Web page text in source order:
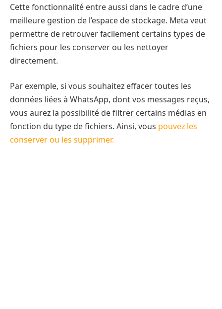
Cette fonctionnalité entre aussi dans le cadre d’une
meilleure gestion de l’espace de stockage. Meta veut
permettre de retrouver facilement certains types de
fichiers pour les conserver ou les nettoyer
directement.
Par exemple, si vous souhaitez effacer toutes les
données liées à WhatsApp, dont vos messages reçus,
vous aurez la possibilité de filtrer certains médias en
fonction du type de fichiers. Ainsi, vous pouvez les
conserver ou les supprimer.